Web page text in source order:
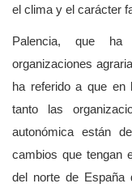
el clima y el carácter
Palencia, que
organizaciones
ha referido a que en
tanto las
autonómica están
cambios que tengan
del norte de España